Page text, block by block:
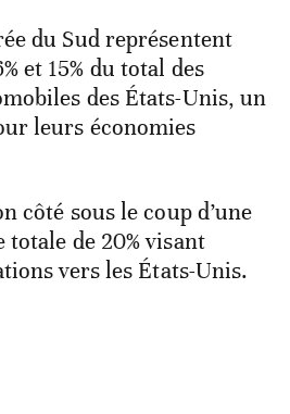
du Sud représentent
et 15% du total des
des États-Unis, un
leurs économies
côté sous le coup d’une
de 20% visant
vers les États-Unis.